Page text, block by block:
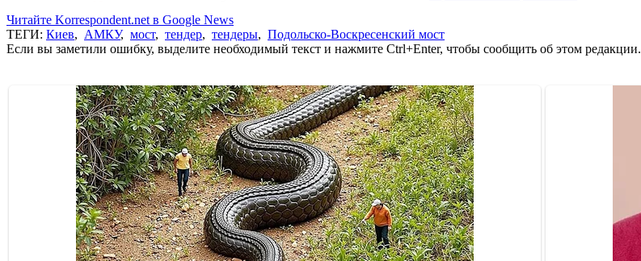
Читайте Korrespondent.net в Google News
ТЕГИ: Киев, АМКУ, мост, тендер, тендеры, Подольско-Воскресенский мост
Если вы заметили ошибку, выделите необходимый текст и нажмите Ctrl+Enter, чтобы сообщить об этом редакции.